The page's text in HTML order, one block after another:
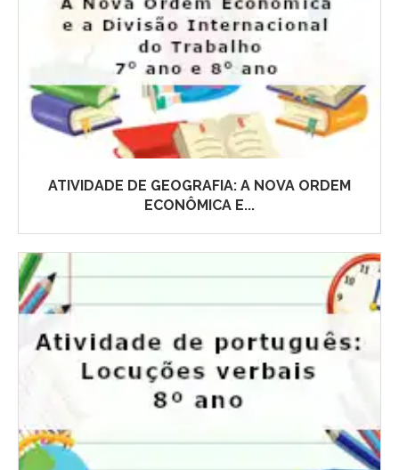
ATIVIDADE DE GEOGRAFIA: A NOVA ORDEM
ECONÔMICA E...